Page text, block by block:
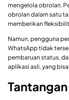
mengelola obrolan.
obrolan dalam satu
memberikan
Namun, pengguna
WhatsApp tidak
pembaruan status,
aplikasi asli, yang